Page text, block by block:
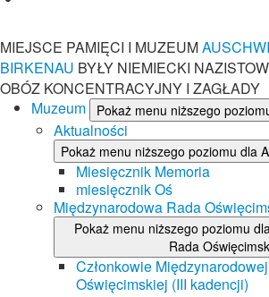
MIEJSCE PAMIĘCI I MUZEUM
BIRKENAU BYŁY NIEMIECKI
OBÓZ KONCENTRACYJNY I ZAGŁADY
Muzeum
Pokaż menu niższego
Aktualności
Pokaż menu niższego poziomu dla
Miesięcznik Memoria
miesięcznik Oś
Międzynarodowa Rada
Pokaż menu niższego poziomu
Rada
Członkowie
Oświęcimskiej (III kadencji)